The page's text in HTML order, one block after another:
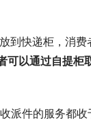
到快递柜，消费
可以通过自提柜
派件的服务都收